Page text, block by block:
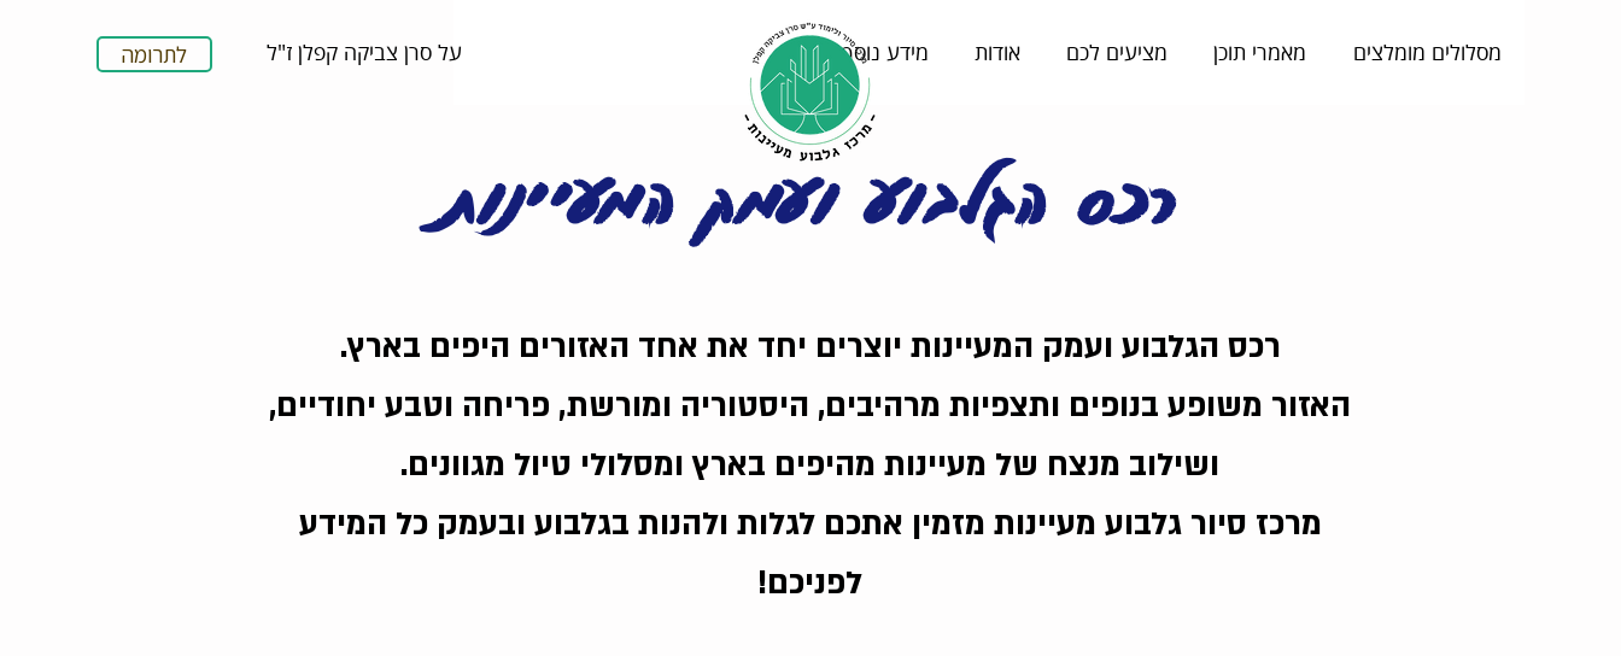
לתרומה על סרן צביקה קפלן ז"ל מסלולים מומלצים מאמרי תוכן מציעים לכם אודות מידע נוסף
רכס הגלבוע ועמק המעיינות
רכס הגלבוע ועמק המעיינות יוצרים יחד את אחד האזורים היפים בארץ.
האזור משופע בנופים ותצפיות מרהיבים, היסטוריה ומורשת, פריחה וטבע יחודיים,
ושילוב מנצח של מעיינות מהיפים בארץ ומסלולי טיול מגוונים.
מרכז סיור גלבוע מעיינות מזמין אתכם לגלות ולהנות בגלבוע ובעמק כל המידע
לפניכם!